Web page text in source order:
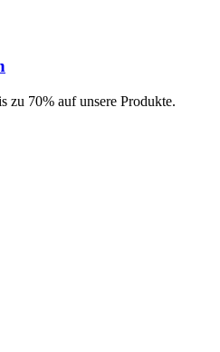
zu 70% auf unsere Produkte.